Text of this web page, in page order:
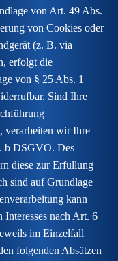
von Art. 49 Abs.
von Cookies oder
(z. B. via
erfolgt die
von § 25 Abs. 1
Sind Ihre
verarbeiten wir Ihre
b DSGVO. Des
diese zur Erfüllung
sind auf Grundlage
kann
Interesses nach Art. 6
im Einzelfall
folgenden Absätzen